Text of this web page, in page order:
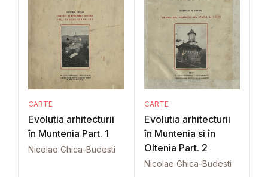
CARTE
Evolutia arhitecturii
în Muntenia Part. 1
Nicolae Ghica-Budesti
CARTE
Evolutia arhitecturii
în Muntenia si în
Oltenia Part. 2
Nicolae Ghica-Budesti